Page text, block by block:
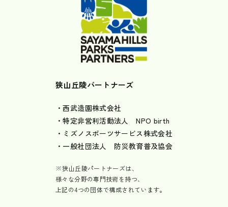
狭山丘陵パートナーズ
・西武造園株式会社
・特定非営利活動法人 NPO birth
・ミズノスポーツサービス株式会社
・一般社団法人 防災教育普及協会
※狭山丘陵パートナーズは、
様々な分野の専門技術を持つ、
上記の4つの団体で構成されています。